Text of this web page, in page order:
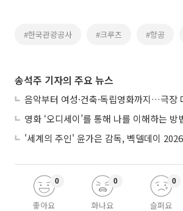
#한국관광공사 #크루즈 #항공
송석주 기자의 주요 뉴스
영화 ‘오디세이’를 통해 나를 이해하는 방
좋아요
0
화나요
0
슬퍼요
0